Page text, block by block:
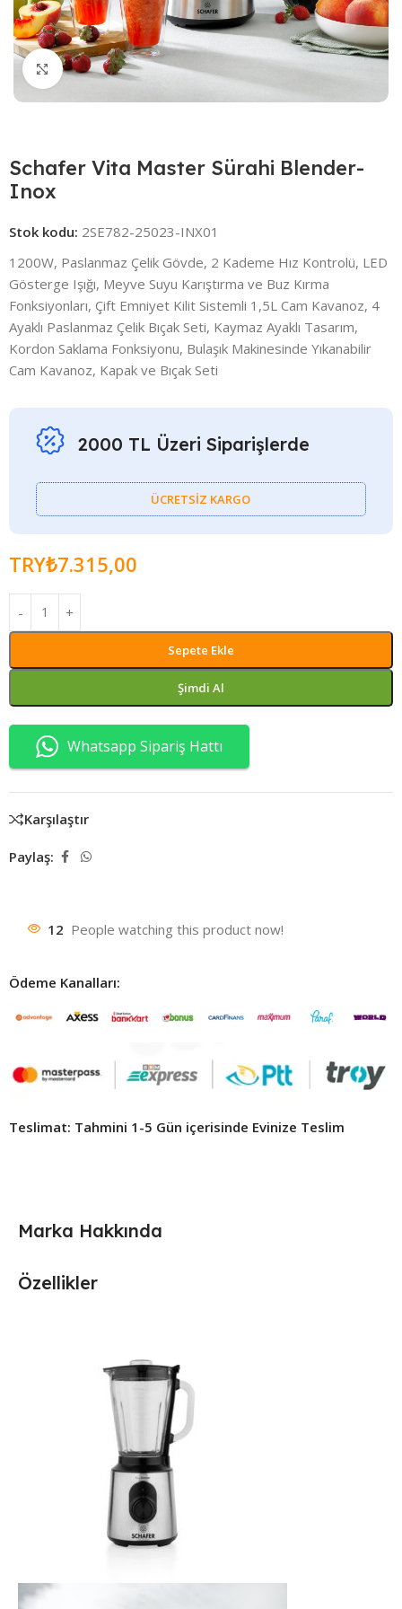
Click to enlarge
Schafer Vita Master Sürahi Blender-
Inox
Stok kodu: 2SE782-25023-INX01
1200W, Paslanmaz Çelik Gövde, 2 Kademe Hız Kontrolü, LED
Gösterge Işığı, Meyve Suyu Karıştırma ve Buz Kırma
Fonksiyonları, Çift Emniyet Kilit Sistemli 1,5L Cam Kavanoz, 4
Ayaklı Paslanmaz Çelik Bıçak Seti, Kaymaz Ayaklı Tasarım,
Kordon Saklama Fonksiyonu, Bulaşık Makinesinde Yıkanabilir
Cam Kavanoz, Kapak ve Bıçak Seti
2000 TL Üzeri Siparişlerde
ÜCRETSİZ KARGO
TRY₺7.315,00
Sepete Ekle
Şimdi Al
Whatsapp Sipariş Hattı
Karşılaştır
Paylaş:
12 People watching this product now!
Ödeme Kanalları:
Teslimat: Tahmini 1-5 Gün içerisinde Evinize Teslim ​
Özellikler
Marka Hakkında